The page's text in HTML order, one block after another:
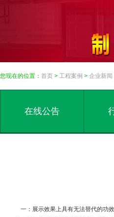
您现在的位置： 首页 > 工程案例 > 企业新闻
在线公告
一：展示效果上具有无法替代的功